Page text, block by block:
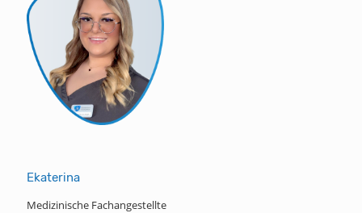
Ekaterina
Medizinische Fachangestellte